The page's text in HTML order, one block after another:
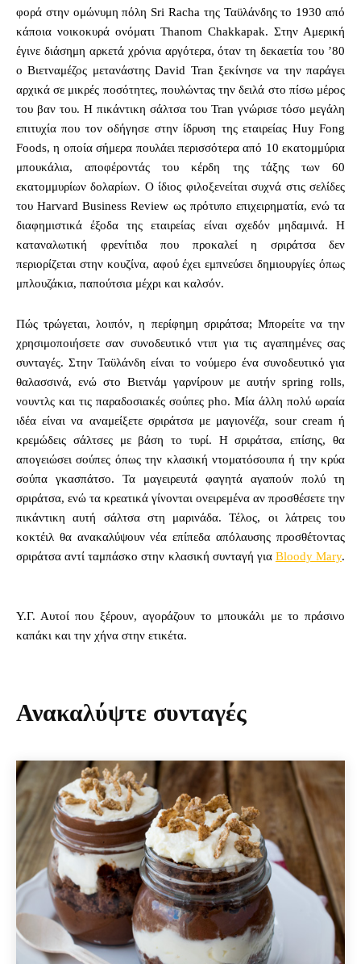
φορά στην ομώνυμη πόλη Sri Racha της Ταϋλάνδης το 1930 από
κάποια νοικοκυρά ονόματι Thanom Chakkapak. Στην Αμερική
έγινε διάσημη αρκετά χρόνια αργότερα, όταν τη δεκαετία του ’80
ο Βιετναμέζος μετανάστης David Tran ξεκίνησε να την παράγει
αρχικά σε μικρές ποσότητες, πουλώντας την δειλά στο πίσω μέρος
του βαν του. Η πικάντικη σάλτσα του Tran γνώρισε τόσο μεγάλη
επιτυχία που τον οδήγησε στην ίδρυση της εταιρείας Huy Fong
Foods, η οποία σήμερα πουλάει περισσότερα από 10 εκατομμύρια
μπουκάλια, αποφέροντάς του κέρδη της τάξης των 60
εκατομμυρίων δολαρίων. Ο ίδιος φιλοξενείται συχνά στις σελίδες
του Harvard Business Review ως πρότυπο επιχειρηματία, ενώ τα
διαφημιστικά έξοδα της εταιρείας είναι σχεδόν μηδαμινά. Η
καταναλωτική φρενίτιδα που προκαλεί η σριράτσα δεν
περιορίζεται στην κουζίνα, αφού έχει εμπνεύσει δημιουργίες όπως
μπλουζάκια, παπούτσια μέχρι και καλσόν.
Πώς τρώγεται, λοιπόν, η περίφημη σριράτσα; Μπορείτε να την
χρησιμοποιήσετε σαν συνοδευτικό ντιπ για τις αγαπημένες σας
συνταγές. Στην Ταϋλάνδη είναι το νούμερο ένα συνοδευτικό για
θαλασσινά, ενώ στο Βιετνάμ γαρνίρουν με αυτήν spring rolls,
νουντλς και τις παραδοσιακές σούπες pho. Μία άλλη πολύ ωραία
ιδέα είναι να αναμείξετε σριράτσα με μαγιονέζα, sour cream ή
κρεμώδεις σάλτσες με βάση το τυρί. Η σριράτσα, επίσης, θα
απογειώσει σούπες όπως την κλασική ντοματόσουπα ή την κρύα
σούπα γκασπάτσο. Τα μαγειρευτά φαγητά αγαπούν πολύ τη
σριράτσα, ενώ τα κρεατικά γίνονται ονειρεμένα αν προσθέσετε την
πικάντικη αυτή σάλτσα στη μαρινάδα. Τέλος, οι λάτρεις του
κοκτέιλ θα ανακαλύψουν νέα επίπεδα απόλαυσης προσθέτοντας
σριράτσα αντί ταμπάσκο στην κλασική συνταγή για Bloody Mary.
Υ.Γ. Αυτοί που ξέρουν, αγοράζουν το μπουκάλι με το πράσινο
καπάκι και την χήνα στην ετικέτα.
Ανακαλύψτε συνταγές